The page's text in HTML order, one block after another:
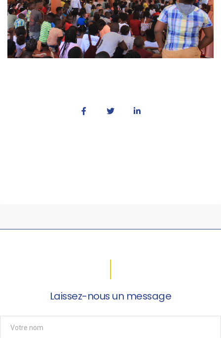
Laissez-nous un message